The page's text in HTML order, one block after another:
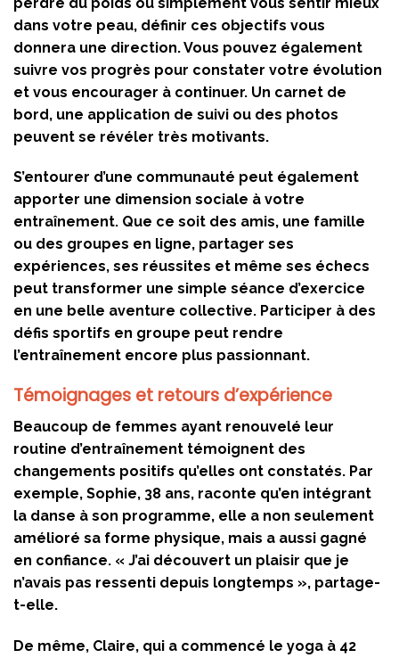
dans votre peau, définir ces objectifs vous
donnera une direction. Vous pouvez également
suivre vos progrès pour constater votre évolution
et vous encourager à continuer. Un carnet de
bord, une application de suivi ou des photos
peuvent se révéler très motivants.
S’entourer d’une communauté peut également
apporter une dimension sociale à votre
entraînement. Que ce soit des amis, une famille
ou des groupes en ligne, partager ses
expériences, ses réussites et même ses échecs
peut transformer une simple séance d’exercice
en une belle aventure collective. Participer à des
défis sportifs en groupe peut rendre
l’entraînement encore plus passionnant.
Témoignages et retours d’expérience
Beaucoup de femmes ayant renouvelé leur
routine d’entraînement témoignent des
changements positifs qu’elles ont constatés. Par
exemple, Sophie, 38 ans, raconte qu’en intégrant
la danse à son programme, elle a non seulement
amélioré sa forme physique, mais a aussi gagné
en confiance. « J’ai découvert un plaisir que je
n’avais pas ressenti depuis longtemps », partage-
t-elle.
De même, Claire, qui a commencé le yoga à 42